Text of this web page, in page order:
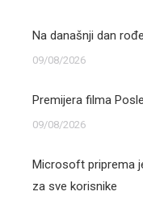
Na današnji dan
09/08/2026
Premijera filma
09/08/2026
Microsoft priprema
za sve korisnike